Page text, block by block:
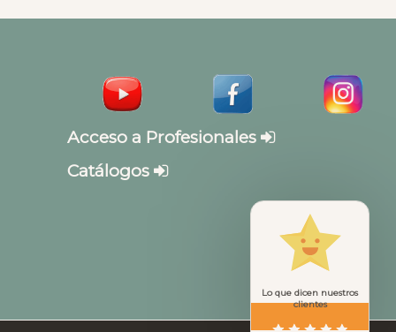
Acceso a Profesionales
Catálogos
Lo que dicen nuestros
clientes